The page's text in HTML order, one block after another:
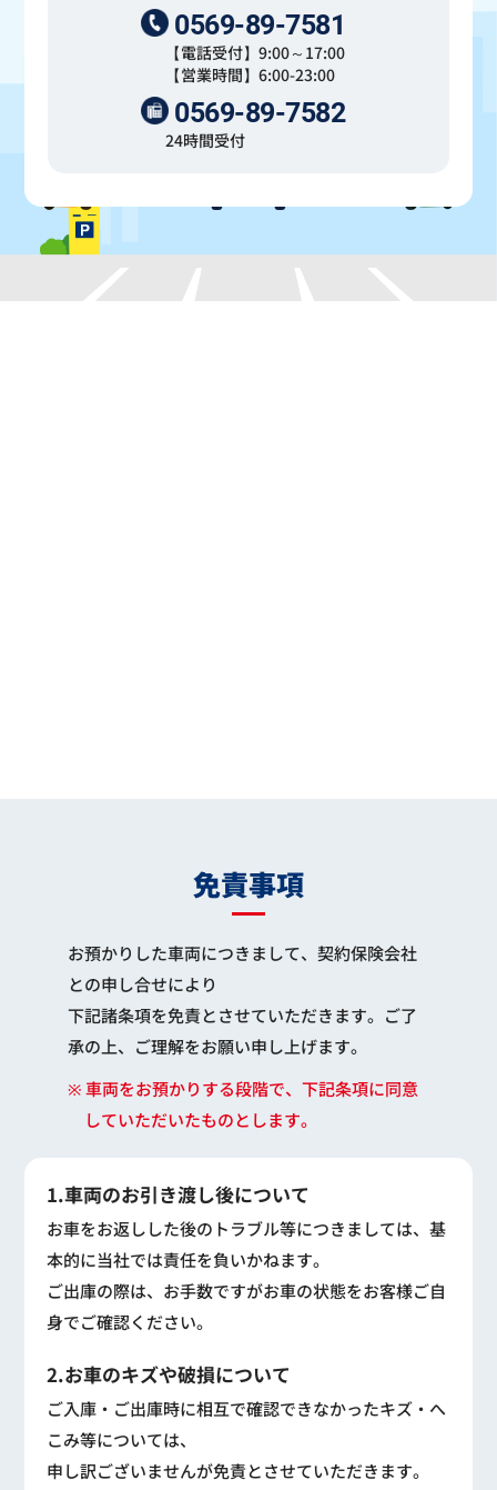
0569-89-7581
【電話受付】9:00～17:00
【営業時間】6:00-23:00
0569-89-7582
24時間受付
免責事項
お預かりした車両につきまして、契約保険会社
との申し合せにより
下記諸条項を免責とさせていただきます。ご了
承の上、ご理解をお願い申し上げます。
※ 車両をお預かりする段階で、下記条項に同意
していただいたものとします。
1.車両のお引き渡し後について
お車をお返しした後のトラブル等につきましては、基
本的に当社では責任を負いかねます。
ご出庫の際は、お手数ですがお車の状態をお客様ご自
身でご確認ください。
2.お車のキズや破損について
ご入庫・ご出庫時に相互で確認できなかったキズ・へ
こみ等については、
申し訳ございませんが免責とさせていただきます。